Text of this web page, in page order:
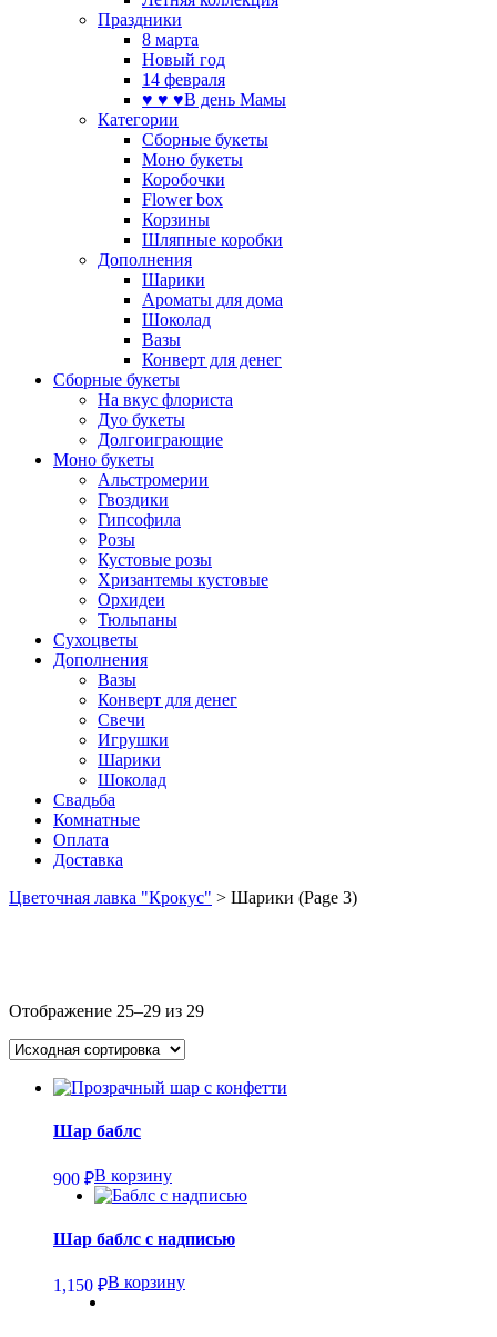
Праздники
8 марта
Новый год
14 февраля
♥ ♥ ♥В день Мамы
Категории
Сборные букеты
Моно букеты
Коробочки
Flower box
Корзины
Шляпные коробки
Дополнения
Шарики
Ароматы для дома
Шоколад
Вазы
Конверт для денег
Сборные букеты
На вкус флориста
Дуо букеты
Долгоиграющие
Моно букеты
Альстромерии
Гвоздики
Гипсофила
Розы
Кустовые розы
Хризантемы кустовые
Орхидеи
Тюльпаны
Сухоцветы
Дополнения
Вазы
Конверт для денег
Свечи
Игрушки
Шарики
Шоколад
Свадьба
Комнатные
Оплата
Доставка
Цветочная лавка "Крокус" > Шарики (Page 3)
Отображение 25–29 из 29
Шар баблс
900 ₽В корзину
Шар баблс с надписью
1,150 ₽В корзину